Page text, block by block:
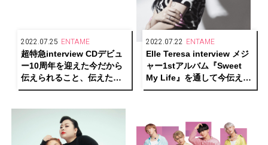
2022.07.25 ENTAME
超特急interview CDデビュ
ー10周年を迎えた今だから
伝えられること、伝えたい
ことーー新生・超特急への
2022.07.22 ENTAME
Elle Teresa interview メジ
ャー1stアルバム『Sweet
My Life』を通して今伝えた
いことーーそして変わらな